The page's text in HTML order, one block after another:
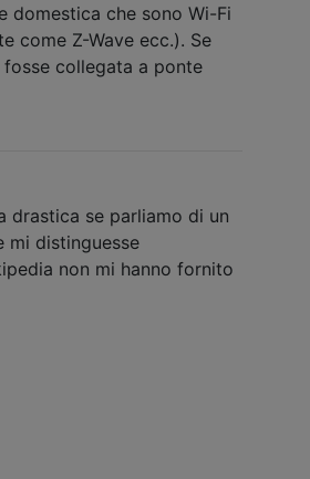
domestica che sono Wi-Fi
come Z-Wave ecc.). Se
collegata a ponte
drastica se parliamo di un
mi distinguesse
non mi hanno fornito